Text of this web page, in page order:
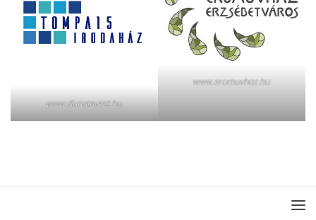
www.dunainvest.hu
www.eromuvhaz.hu